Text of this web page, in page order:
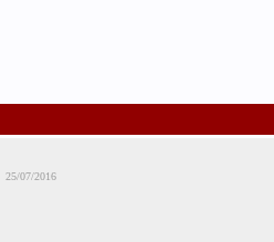
25/07/2016